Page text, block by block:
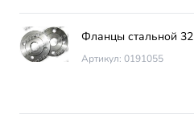
Фланцы стальной 32
Артикул: 0191055